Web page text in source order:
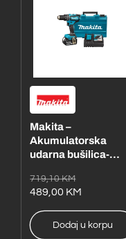
Makita –
Akumulatorska
udarna bušilica-
DHP485RFE1
Redovna
cijena
719,10 KM
Akcijska
cijena
489,00 KM
Dodaj u korpu